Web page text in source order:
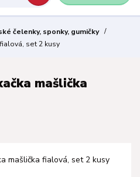
čelenky, sponky, gumičky
set 2 kusy
mašlička